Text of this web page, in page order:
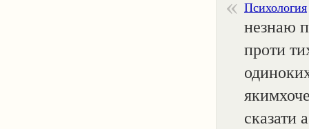
Психология
незнаю
проти
сказати